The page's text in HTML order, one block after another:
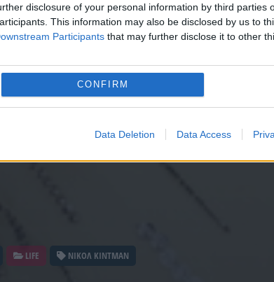
disclosure of your personal information by third parties
This information may also be disclosed by us to
Participants that may further disclose it to other
CONFIRM
Data Deletion Data Access
LIFE ΝΙΚΟΛ ΚΙΝΤΜΑΝ